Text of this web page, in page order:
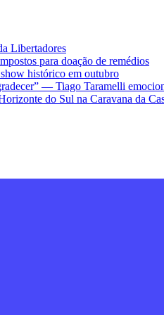
Libertadores
para doação de remédios
histórico em outubro
— Tiago Taramelli
do Sul na Caravana da